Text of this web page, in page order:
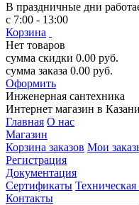
В праздничные дни
с 7:00 - 13:00
Корзина
Нет товаров
сумма скидки 0.00 руб.
сумма заказа 0.00 руб.
Оформить
Инженерная сантехника
Интернет магазин в Казани
Главная О нас
Магазин
Корзина заказов Мои
Регистрация
Документация
Сертификаты
Контакты